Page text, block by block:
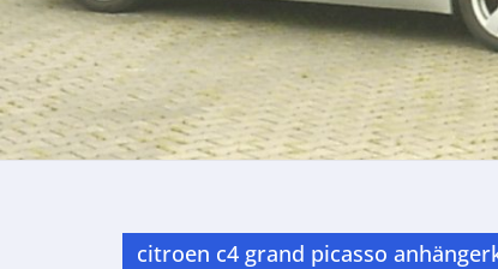
citroen c4 grand picasso